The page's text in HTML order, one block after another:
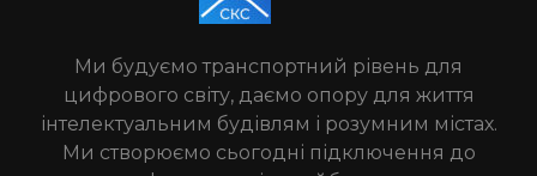
Ми будуємо транспортний рівень для
цифрового світу, даємо опору для життя
інтелектуальним будівлям і розумним містах.
Ми створюємо сьогодні підключення до